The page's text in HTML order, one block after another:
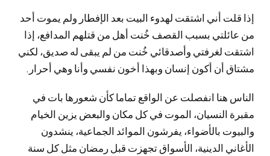
إذا قلت أني اشتقت لهدوء البيت بعد الإفطار ولم يموت أحد
من عائلتي بسبب القصف خُنت أهل من قتلهم المدافع، إذا
اشتقت لغرفتي وأصدقائي خُنت من لم يبقى له صديق، لكني
مشتاق أن أكون إنسان وبهذا أخون نفسي وأنا وهي أحرار.
الناس هنا انفصلت عن الواقع تماما كأن شعورها بات في
مقبرة النسيان، الموت في كل مكان والبعض يزين الخيام
والبيوت بالأضواء، يفرشون الموائد الجماعية، ينشدون
الأغاني الدينية، الأسواق تجهزت قبل رمضان مثل كل سنة